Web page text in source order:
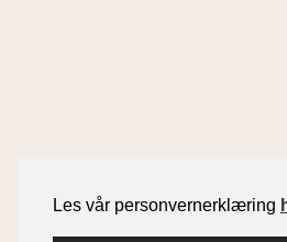
Les vår personvernerklæring